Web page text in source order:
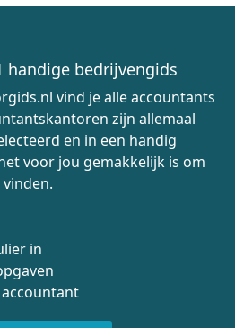
handige bedrijvengids
vind je alle accountants
zijn allemaal
en in een handig
voor jou gemakkelijk is om
in